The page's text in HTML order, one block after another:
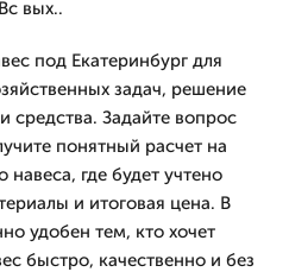
вых..
под Екатеринбург для
задач, решение
средства. Задайте вопрос
понятный расчет на
навеса, где будет учтено
и итоговая цена. В
удобен тем, кто хочет
быстро, качественно и без